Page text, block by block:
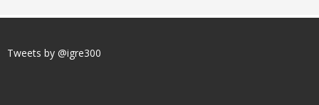
Tweets by @igre300